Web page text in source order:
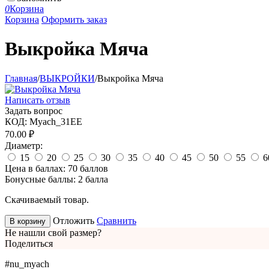
0Корзина
Корзина Оформить заказ
Выкройка Мяча
Главная/ВЫКРОЙКИ/Выкройка Мяча
Написать отзыв
Задать вопрос
КОД: Myach_31EE
70.00 ₽
Диаметр:
15
20 25 30 35 40 45 50 55
Цена в баллах: 70 баллов
Бонусные баллы: 2 балла
Скачиваемый товар.
В корзину Отложить Сравнить
Не нашли свой размер?
Поделиться
#nu_myach